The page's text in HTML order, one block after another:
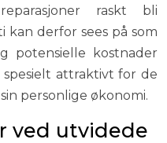
raskt bli
kan derfor sees på som
potensielle kostnader
attraktivt for de
personlige økonomi.
ved utvidede